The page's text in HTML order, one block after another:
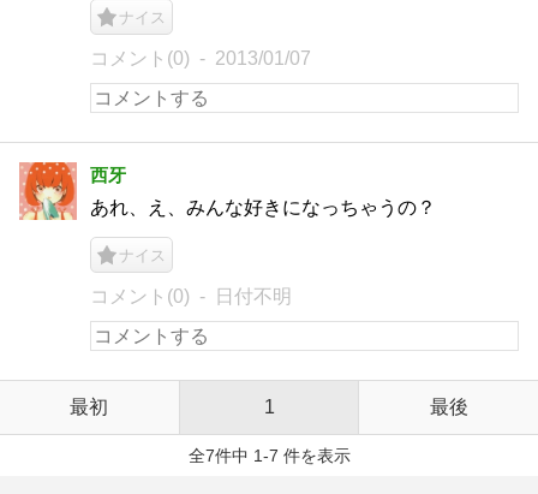
ナイス
コメント(0) 2013/01/07
西牙
あれ、え、みんな好きになっちゃうの？
ナイス
コメント(0) 日付不明
最初 1 最後
全7件中 1-7 件を表示